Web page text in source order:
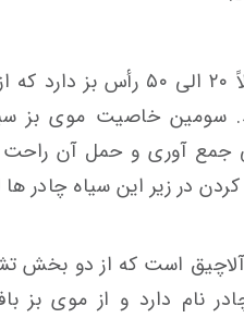
هر خانواده معمولاً ۲۰
سومین خاصیت موی
جمع آوری و حمل آن راحت
کردن در زیر این سیاه
است که از دو بخش
نام دارد و از موی بز